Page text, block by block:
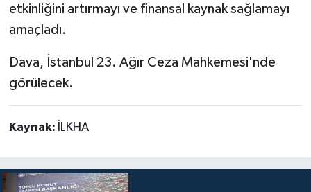
etkinliğini artırmayı ve finansal kaynak sağlamayı
amaçladı.
Dava, İstanbul 23. Ağır Ceza Mahkemesi'nde
görülecek.
Kaynak: İLKHA